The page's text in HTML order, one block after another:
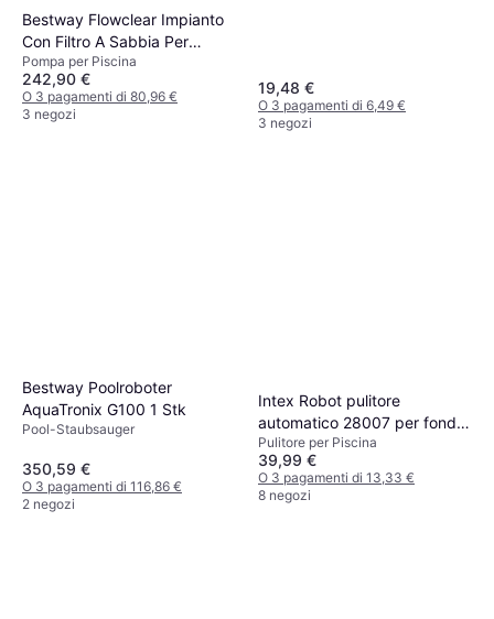
Bestway Flowclear Impianto
Con Filtro A Sabbia Per
Piscina 32mm 1/3 hp
Pompa per Piscina
242,90 €
O 3 pagamenti di 80,96 €
3 negozi
19,48 €
O 3 pagamenti di 6,49 €
3 negozi
Bestway Poolroboter
AquaTronix G100 1 Stk
Pool-Staubsauger
350,59 €
O 3 pagamenti di 116,86 €
2 negozi
Intex Robot pulitore
automatico 28007 per fondo
piscina fuoriterra ZX50
Pulitore per Piscina
39,99 €
O 3 pagamenti di 13,33 €
8 negozi